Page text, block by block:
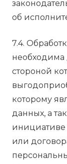
об
7.4.
необходима
стороной
которому
данных, а
инициативе
или